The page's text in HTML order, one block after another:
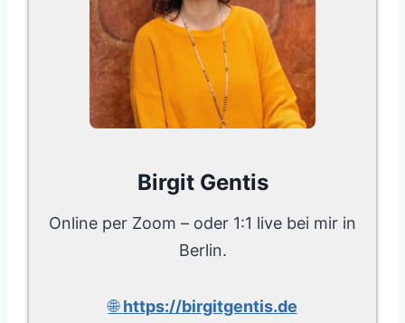
Birgit Gentis
Online per Zoom – oder 1:1 live bei mir in
Berlin.
🌐https://birgitgentis.de